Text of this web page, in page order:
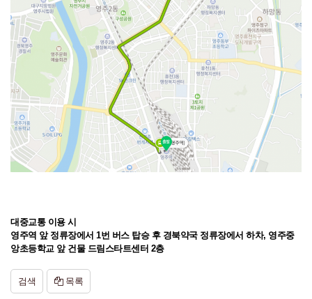
대중교통 이용 시
영주역 앞 정류장에서 1번 버스 탑승 후 경북약국 정류장에서 하차, 영주중
앙초등학교 앞 건물 드림스타트센터 2층
검색 목록